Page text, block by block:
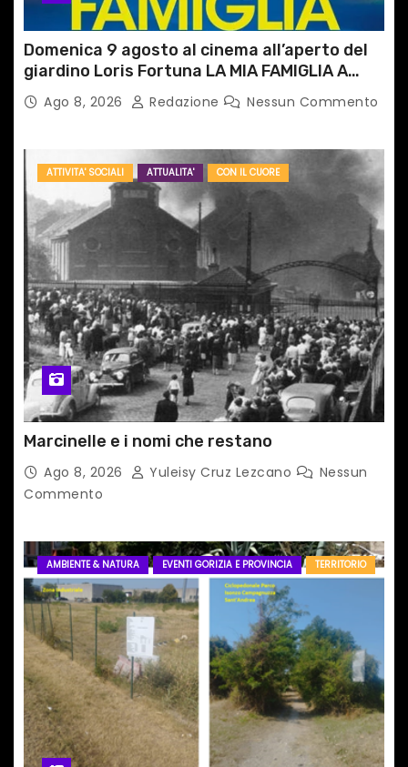
Domenica 9 agosto al cinema all’aperto del
giardino Loris Fortuna LA MIA FAMIGLIA A
TAIPEIAgo 8, 2026 Redazione Nessun Commento
ATTIVITA' SOCIALI ATTUALITA' CON IL CUORE
Marcinelle e i nomi che restano
Ago 8, 2026 Yuleisy Cruz Lezcano
Nessun
Commento
AMBIENTE & NATURA EVENTI GORIZIA E PROVINCIA TERRITORIO